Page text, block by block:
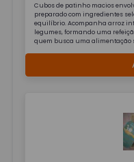
Cubos de patinho macios
preparado com ingredientes
equilíbrio. Acompanha arroz
legumes, formando uma
quem busca uma alimentação